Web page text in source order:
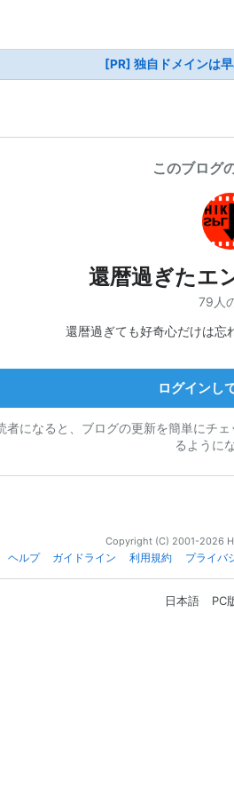
[PR] 独自ドメインは
このブログ
還暦過ぎたエ
79人
還暦過ぎても好奇心だけは忘
ログインし
者になると、ブログの更新を簡単にチ
るように
Copyright (C) 2001-2026
ヘルプ
ガイドライン 利用規約 プライバ
日本語 PC